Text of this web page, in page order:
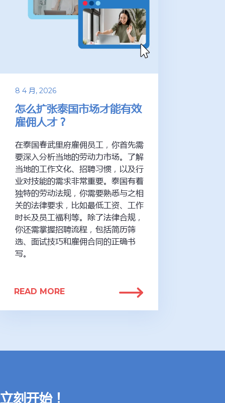
8 4 月, 2026
怎么扩张泰国市场才能有效
雇佣人才？
在泰国春武里府雇佣员工，你首先需
要深入分析当地的劳动力市场。了解
当地的工作文化、招聘习惯，以及行
业对技能的需求非常重要。泰国有着
独特的劳动法规，你需要熟悉与之相
关的法律要求，比如最低工资、工作
时长及员工福利等。除了法律合规，
你还需掌握招聘流程，包括简历筛
选、面试技巧和雇佣合同的正确书
写。
READ MORE
立刻开始！